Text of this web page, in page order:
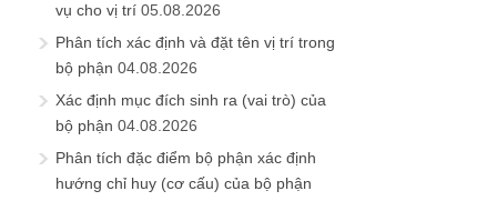
vụ cho vị trí 05.08.2026
Phân tích xác định và đặt tên vị trí trong
bộ phận 04.08.2026
Xác định mục đích sinh ra (vai trò) của
bộ phận 04.08.2026
Phân tích đặc điểm bộ phận xác định
hướng chỉ huy (cơ cấu) của bộ phận